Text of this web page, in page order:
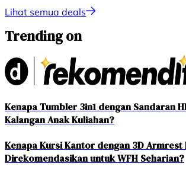
Lihat semua deals
Trending on
Kenapa Tumbler 3in1 dengan Sandaran
Kalangan Anak Kuliahan?
Kenapa Kursi Kantor dengan 3D Armrest
Direkomendasikan untuk WFH Seharian?